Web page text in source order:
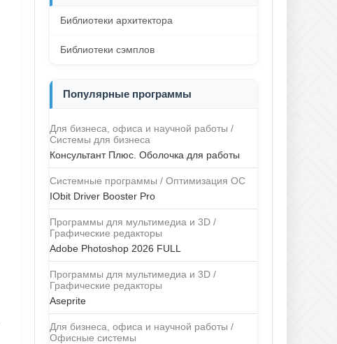
Библиотеки архитектора
Библиотеки сэмплов
Популярные программы
Для бизнеса, офиса и научной работы /
Системы для бизнеса
Консультант Плюс. Оболочка для работы
Системные программы / Оптимизация ОС
IObit Driver Booster Pro
Программы для мультимедиа и 3D /
Графические редакторы
Adobe Photoshop 2026 FULL
Программы для мультимедиа и 3D /
Графические редакторы
Aseprite
Для бизнеса, офиса и научной работы /
Офисные системы